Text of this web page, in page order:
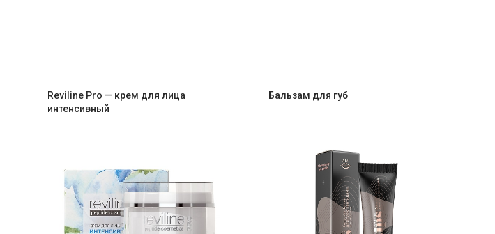
Reviline Pro — крем для лица
интенсивный
Бальзам для губ